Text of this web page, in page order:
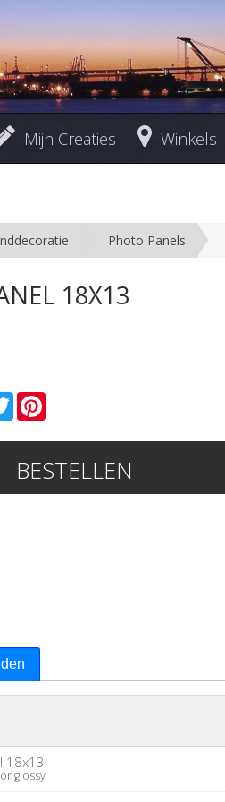
Mijn Creaties Winkels
Photo Panels
18X13
TwitterPinterest
BESTELLEN
18x13
glossy